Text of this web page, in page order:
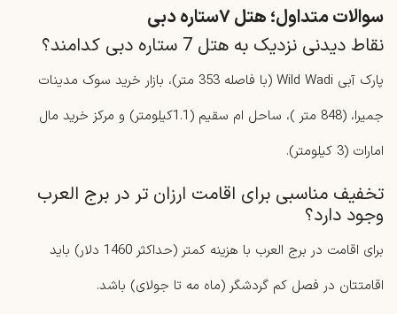
سوالات متداول؛ هتل ۷ستاره دبی
نقاط دیدنی نزدیک به هتل 7 ستاره دبی کدامند؟
پارک آبی Wild Wadi (با فاصله 353 متر)، بازار خرید سوک مدینات
جمیرا، (848 متر )، ساحل ام سقیم (1.1کیلومتر) و مرکز خرید مال
امارات (3 کیلومتر).
تخفیف مناسبی برای اقامت ارزان ‌تر در برج ‌العرب
وجود دارد؟
برای اقامت در برج العرب با هزینه کمتر (حداکثر 1460 دلار) باید
اقامتتان در فصل کم‌ گردشگر (ماه مه تا جولای) باشد.